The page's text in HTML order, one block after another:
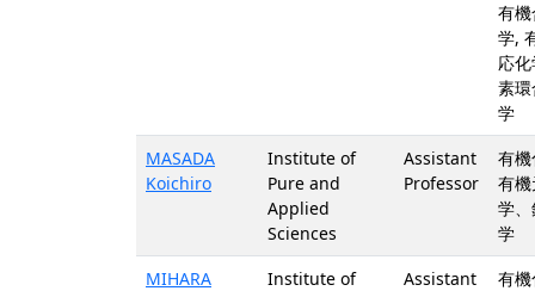
有
学,
応
素
学
MASADA
Koichiro
Institute of
Pure and
Applied
Sciences
Assistant
Professor
有
有
学
学
MIHARA
Institute of
Assistant
有